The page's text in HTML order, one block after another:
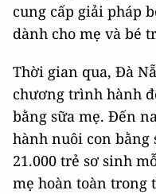
cung cấp giải pháp
dành cho mẹ và bé
Thời gian qua, Đà
chương trình hành
bằng sữa mẹ. Đến
hành nuôi con bằng
21.000 trẻ sơ sinh
mẹ hoàn toàn trong